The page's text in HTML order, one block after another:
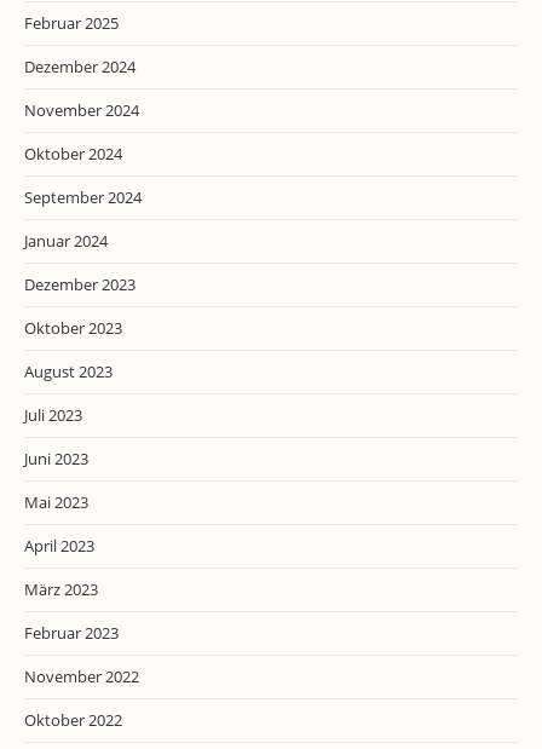
Februar 2025
Dezember 2024
November 2024
Oktober 2024
September 2024
Januar 2024
Dezember 2023
Oktober 2023
August 2023
Juli 2023
Juni 2023
Mai 2023
April 2023
März 2023
Februar 2023
November 2022
Oktober 2022